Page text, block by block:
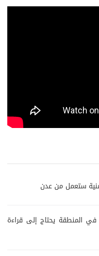
ستعمل من عدن
في المنطقة يحتاج إلى قراءة